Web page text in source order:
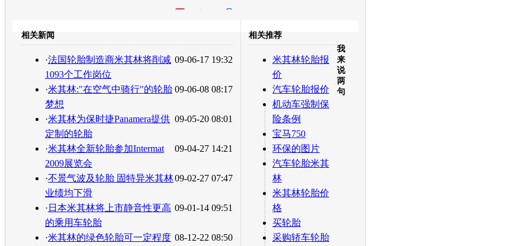
转发至： 白社会 百度i贴吧
相关新闻
09-06-17 19:32
·法国轮胎制造商米其林将削减
1093个工作岗位
09-06-08 08:17
·米其林:"在空气中骑行"的轮胎
梦想
09-05-20 08:01
·米其林为保时捷Panamera提供
定制的轮胎
09-04-27 14:21
·米其林全新轮胎参加Intermat
2009展览会
09-02-27 07:47
·不景气波及轮胎 固特异米其林
业绩均下滑
09-01-14 09:51
· 日本米其林将上市静音性更高
的乘用车轮胎
08-12-22 08:50
·米其林的绿色轮胎可一定程度
相关推荐
米其林轮胎报
价
汽车轮胎报价
机动车强制保
险条例
宝马750
环保的图片
汽车轮胎米其
林
米其林轮胎价
格
买轮胎
采购轿车轮胎
我
来
说
两
句